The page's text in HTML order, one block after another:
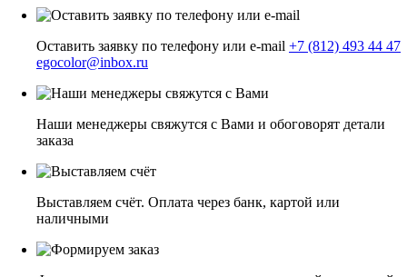
Оставить заявку по телефону или e-mail +7 (812) 493 44 47
egocolor@inbox.ru
Наши менеджеры свяжутся с Вами и обоговорят детали
заказа
Выставляем счёт. Оплата через банк, картой или
наличными